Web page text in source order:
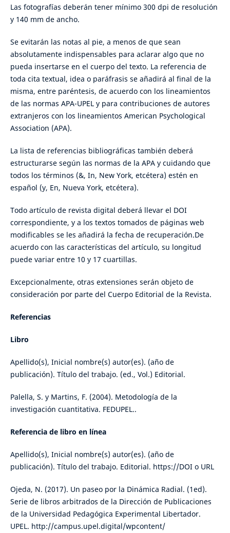
Las fotografías deberán tener mínimo 300 dpi de resolución
y 140 mm de ancho.
Se evitarán las notas al pie, a menos de que sean
absolutamente indispensables para aclarar algo que no
pueda insertarse en el cuerpo del texto. La referencia de
toda cita textual, idea o paráfrasis se añadirá al final de la
misma, entre paréntesis, de acuerdo con los lineamientos
de las normas APA-UPEL y para contribuciones de autores
extranjeros con los lineamientos American Psychological
Association (APA).
La lista de referencias bibliográficas también deberá
estructurarse según las normas de la APA y cuidando que
todos los términos (&, In, New York, etcétera) estén en
español (y, En, Nueva York, etcétera).
Todo artículo de revista digital deberá llevar el DOI
correspondiente, y a los textos tomados de páginas web
modificables se les añadirá la fecha de recuperación.De
acuerdo con las características del artículo, su longitud
puede variar entre 10 y 17 cuartillas.
Excepcionalmente, otras extensiones serán objeto de
consideración por parte del Cuerpo Editorial de la Revista.
Referencias
Libro
Apellido(s), Inicial nombre(s) autor(es). (año de
publicación). Título del trabajo. (ed., Vol.) Editorial.
Palella, S. y Martins, F. (2004). Metodología de la
investigación cuantitativa. FEDUPEL..
Referencia de libro en línea
Apellido(s), Inicial nombre(s) autor(es). (año de
publicación). Título del trabajo. Editorial. https://DOI o URL
Ojeda, N. (2017). Un paseo por la Dinámica Radial. (1ed).
Serie de libros arbitrados de la Dirección de Publicaciones
de la Universidad Pedagógica Experimental Libertador.
UPEL. http://campus.upel.digital/wpcontent/